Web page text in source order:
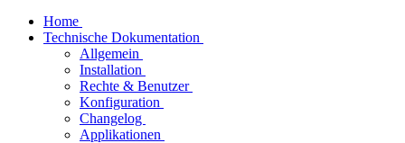
Home
Technische Dokumentation
Allgemein
Installation
Rechte & Benutzer
Konfiguration
Changelog
Applikationen